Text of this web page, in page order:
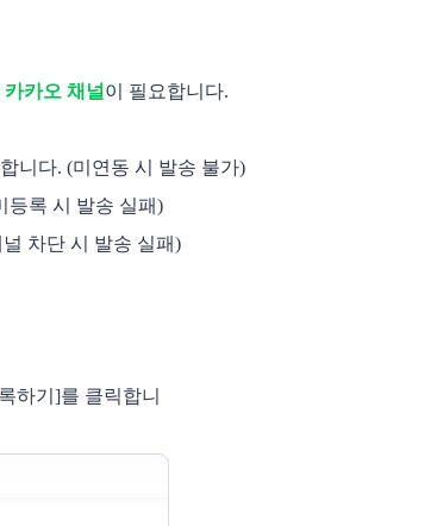
카오 채널 이 필요합니다.
니다. (미연동 시 발송 불가)
등록 시 발송 실패)
차단 시 발송 실패)
하기]를 클릭합니